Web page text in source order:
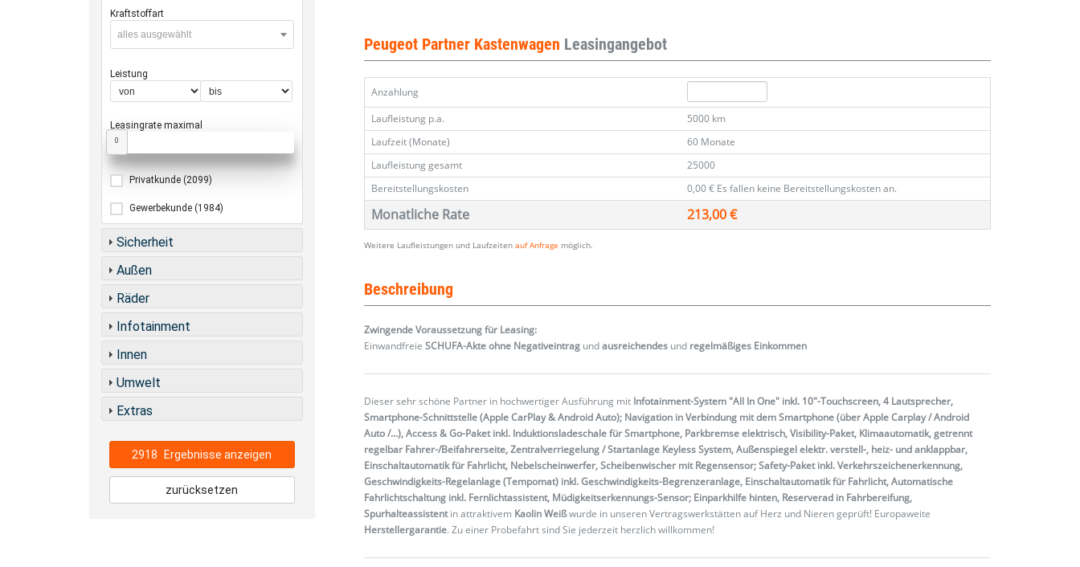
100
DAB
MirrorL
Temp
100
DAB
MirrorL
Temp
100
DAB
MirrorL
Temp
100
DAB
MirrorL
Temp
100
DAB
MirrorL
Temp
100
DAB
MirrorL
Temp
100
DAB
MirrorL
Temp
100
DAB
MirrorL
Temp
100
DAB
MirrorL
Temp
100
DAB
MirrorL
Temp
100
DAB
MirrorL
Temp
Peugeot Partner Kastenwagen Leasingangebot
Anzahlung
Laufleistung p.a.
5000 km
Laufzeit (Monate)
60 Monate
Laufleistung gesamt
25000
Bereitstellungskosten
0,00 € Es fallen keine Bereitstellungskosten an.
Monatliche Rate 213,00 €
Weitere Laufleistungen und Laufzeitenauf Anfrage möglich.
Beschreibung
Zwingende Voraussetzung für Leasing:
EinwandfreieSCHUFA-Akte ohne Negativeintrag undausreichendes und regelmäßiges Einkommen
Dieser sehr schöne Partner in hochwertiger Ausführung mit Infotainment-System "All In One" inkl. 10"-Touchscreen, 4 Lautsprecher,
Smartphone-Schnittstelle (Apple CarPlay & Android Auto); Navigation in Verbindung mit dem Smartphone (über Apple Carplay / Android
Auto /...), Access & Go-Paket inkl. Induktionsladeschale für Smartphone, Parkbremse elektrisch, Visibility-Paket, Klimaautomatik, getrennt
regelbar Fahrer-/Beifahrerseite, Zentralverriegelung / Startanlage Keyless System, Außenspiegel elektr. verstell-, heiz- und anklappbar,
Einschaltautomatik für Fahrlicht, Nebelscheinwerfer, Scheibenwischer mit Regensensor; Safety-Paket inkl. Verkehrszeichenerkennung,
Geschwindigkeits-Regelanlage (Tempomat) inkl. Geschwindigkeits-Begrenzeranlage, Einschaltautomatik für Fahrlicht, Automatische
Fahrlichtschaltung inkl. Fernlichtassistent, Müdigkeitserkennungs-Sensor; Einparkhilfe hinten, Reserverad in Fahrbereifung,
Spurhalteassistentin attraktivem Kaolin Weißwurde in unseren Vertragswerkstätten auf Herz und Nieren geprüft! Europaweite
Herstellergarantie. Zu einer Probefahrt sind Sie jederzeit herzlich willkommen!
Kraftstoffart
alles ausgewählt
Leistung
Leasingrate maximal
0
Privatkunde (2099)
Gewerbekunde (1984)
Sicherheit
Außen
Räder
Infotainment
Innen
Umwelt
Extras
2918 Ergebnisse anzeigen
zurücksetzen